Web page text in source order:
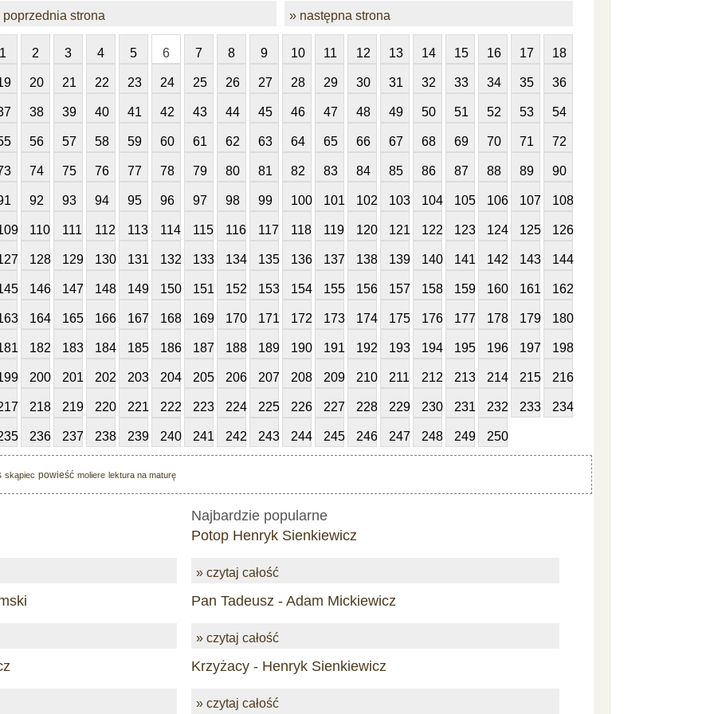
poprzednia strona » następna strona
1 2 3 4 5 6 7 8 9 10 11 12 13 14 15 16 17 18
20 21 22 23 24 25 26 27 28 29 30 31 32 33 34 35 36
38 39 40 41 42 43 44 45 46 47 48 49 50 51 52 53 54
56 57 58 59 60 61 62 63 64 65 66 67 68 69 70 71 72
74 75 76 77 78 79 80 81 82 83 84 85 86 87 88 89 90
92 93 94 95 96 97 98 99 100 101 102 103 104 105 106 107 108
110 111 112 113 114 115 116 117 118 119 120 121 122 123 124 125 126
128 129 130 131 132 133 134 135 136 137 138 139 140 141 142 143 144
146 147 148 149 150 151 152 153 154 155 156 157 158 159 160 161 162
164 165 166 167 168 169 170 171 172 173 174 175 176 177 178 179 180
182 183 184 185 186 187 188 189 190 191 192 193 194 195 196 197 198
200 201 202 203 204 205 206 207 208 209 210 211 212 213 214 215 216
218 219 220 221 222 223 224 225 226 227 228 229 230 231 232 233 234
236 237 238 239 240 241 242 243 244 245 246 247 248 249 250
skąpiec powieść moliere lektura na maturę
Najbardzie popularne
Potop Henryk Sienkiewicz
» czytaj całość
Pan Tadeusz - Adam Mickiewicz
» czytaj całość
Krzyżacy - Henryk Sienkiewicz
» czytaj całość